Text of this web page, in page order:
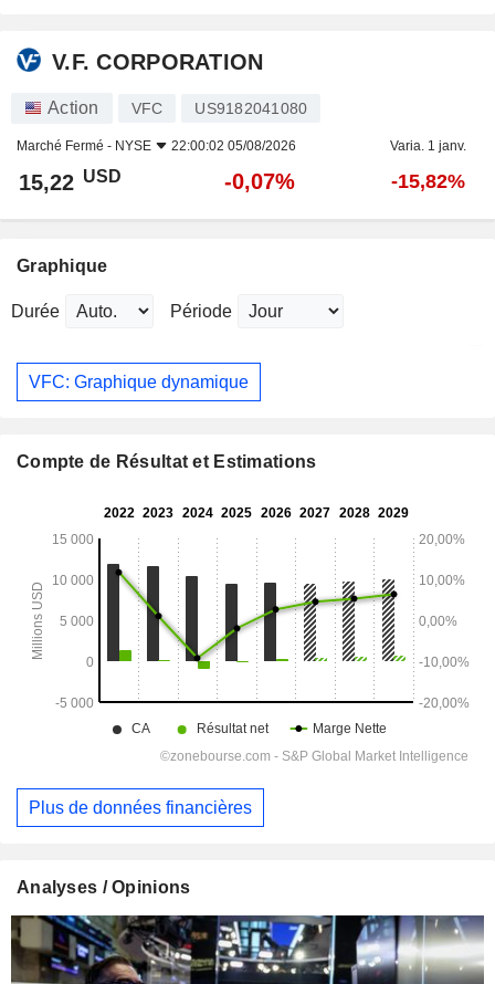
V.F. CORPORATION
Action VFC US9182041080
Marché Fermé - NYSE 22:00:02 05/08/2026 Varia. 1 janv.
15,22 USD -0,07% -15,82%
Graphique
Durée Période
VFC: Graphique dynamique
Compte de Résultat et Estimations
Plus de données financières
Analyses / Opinions